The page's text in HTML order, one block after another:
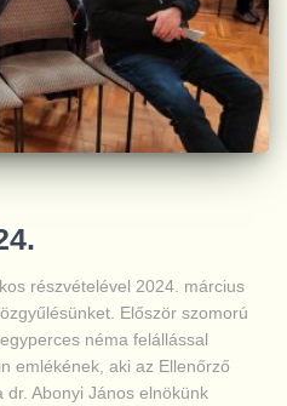
részvételével 2024. március
Először szomorú
néma felállással
emlékének, aki az Ellenőrző
dr. Abonyi János elnökünk